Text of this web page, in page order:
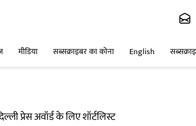
मीडिया सब्सक्राइबर का कोना English
प्रेस अवॉर्ड के लिए शॉर्टलिस्ट